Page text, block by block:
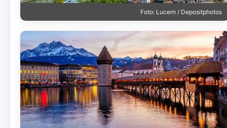
Foto: Lucern / Depositphotos